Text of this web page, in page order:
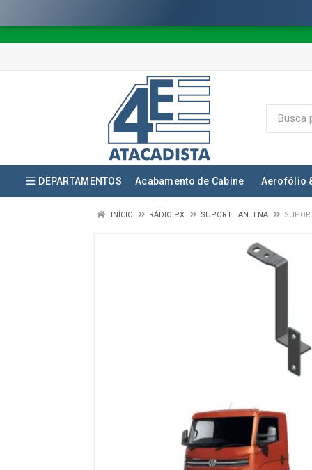
DEPARTAMENTOS Acabamento de Cabine Aerofólio
INÍCIO RÁDIO PX SUPORTE ANTENA